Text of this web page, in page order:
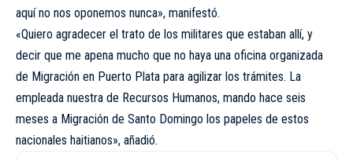
aquí no nos oponemos nunca», manifestó.
«Quiero agradecer el trato de los militares que estaban allí, y
decir que me apena mucho que no haya una oficina organizada
de Migración en Puerto Plata para agilizar los trámites. La
empleada nuestra de Recursos Humanos, mando hace seis
meses a Migración de Santo Domingo los papeles de estos
nacionales haitianos», añadió.